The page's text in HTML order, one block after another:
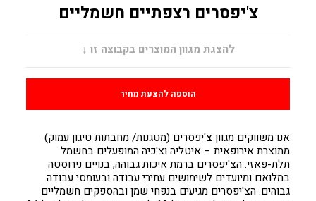
צ'יפסרים רצפתיים חשמליים
מחיר
להצגת מגוון המוצרים בקבוצה זו ↓
הוספה להצעת מחיר
אנו משווקים מגוון צ'יפסרים (מטגנות/ מחבתות טיגון עמוק)
מתוצרת אירופאית – איטליה וצ'כיה המופעלים בחשמל
תלת-פאזי. הצ'יפסרים ברמת איכות גבוהה, בנויים נירוסטה
במלואם ומיועדים לשימושים עתירי עבודה ובעומסי עבודה
גבוהים. הצ'יפסרים מגיעים בנפחי שמן ובהספקים חשמליים